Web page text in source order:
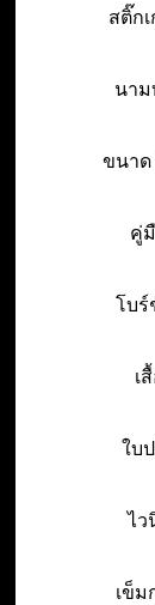
สติ๊ก
นาม
ขนาด
คู่
โบร์
เ
ใบ
ไว
เข็ม